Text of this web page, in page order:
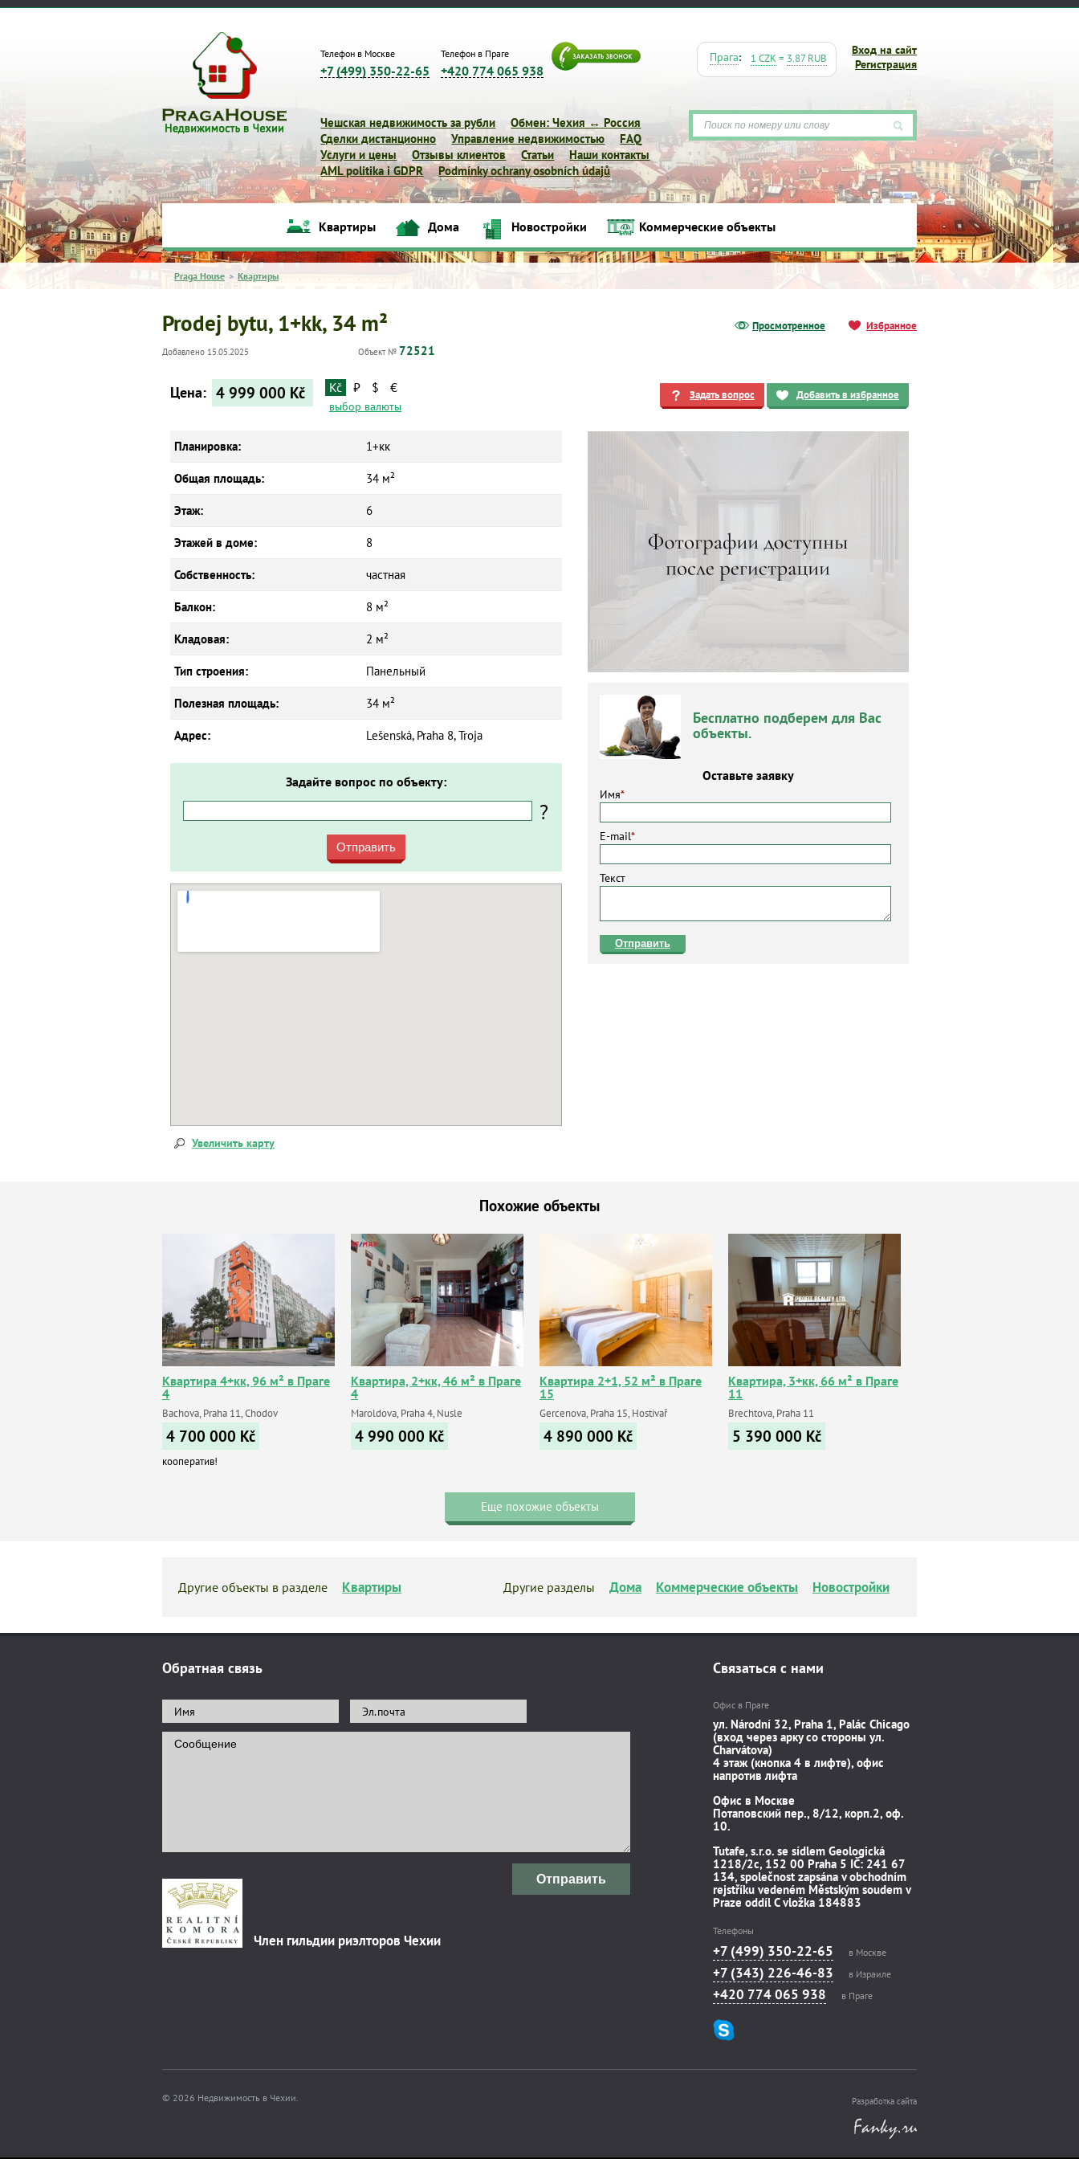
Телефон в Москве
+7 (499) 350-22-65
Телефон в Праге
+420 774 065 938
Вход на сайт
Регистрация
Прага: 1 CZK= 3.87 RUB
Чешская недвижимость за рубли
Обмен: Чехия ↔ Россия
Сделки дистанционно
Управление недвижимостью
FAQ
Услуги и цены
Отзывы клиентов Статьи
Наши контакты
AML politika i GDPR
Podmínky ochrany osobních údajů
Квартиры Дома Новостройки Коммерческие объекты
Praga House > Квартиры
Просмотренное Избранное
Prodej bytu, 1+kk, 34 m²
Добавлено 15.05.2025 Объект № 72521
Задать вопрос Добавить в избранное
Бесплатно подберем для Вас
объекты.
Оставьте заявку
Имя*
E-mail*
Текст
Отправить
Цена: 4 999 000 Kč Kč ₽ $ €
выбор валюты
Планировка: 1+кк
Общая площадь: 34 м²
Этаж: 6
Этажей в доме: 8
Собственность: частная
Балкон: 8 м²
Кладовая: 2 м²
Тип строения: Панельный
Полезная площадь: 34 м²
Адрес: Lešenská, Praha 8, Troja
Задайте вопрос по объекту:
?
Отправить
Увеличить карту
Похожие объекты
Квартира 4+кк, 96 м² в Праге
4
Bachova, Praha 11, Chodov
4 700 000 Kč
кооператив!
Квартира, 2+кк, 46 м² в Праге
4
Maroldova, Praha 4, Nusle
4 990 000 Kč
Квартира 2+1, 52 м² в Праге
15
Gercenova, Praha 15, Hostivař
4 890 000 Kč
Квартира, 3+кк, 66 м² в Праге
11
Brechtova, Praha 11
5 390 000 Kč
Еще похожие объекты
Другие объекты в разделе Квартиры Другие разделы Дома Коммерческие объекты Новостройки
Обратная связь
Отправить
Член гильдии риэлторов Чехии
Связаться с нами
Офис в Праге
ул. Národní 32, Praha 1, Palác Chicago
(вход через арку со стороны ул.
Charvátova)
4 этаж (кнопка 4 в лифте), офис
напротив лифта
Офис в Москве
Потаповский пер., 8/12, корп.2, оф.
10.
Tutafe, s.r.o. se sídlem Geologická
1218/2c, 152 00 Praha 5 IČ: 241 67
134, společnost zapsána v obchodním
rejstříku vedeném Městským soudem v
Praze oddíl C vložka 184883
Телефоны
+7 (499) 350-22-65 в Москве
+7 (343) 226-46-83 в Израиле
+420 774 065 938 в Праге
© 2026 Недвижимость в Чехии. Разработка сайта